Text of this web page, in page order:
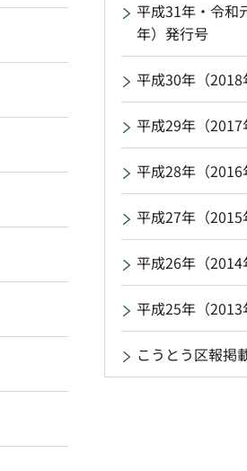
平成31年・令和
年）発行号
平成30年（
平成29年（
平成28年（
平成27年（
平成26年（
平成25年（
こうとう区報掲